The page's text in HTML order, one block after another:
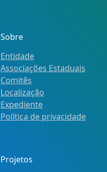
Sobre
Entidade
Associações Estaduais
Comitês
Localização
Expediente
Política de privacidade
Projetos